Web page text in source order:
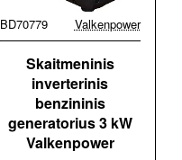
BD70779 Valkenpower
Skaitmeninis
inverterinis
benzininis
generatorius 3 kW
Valkenpower